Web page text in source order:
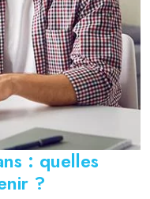
: quelles
?